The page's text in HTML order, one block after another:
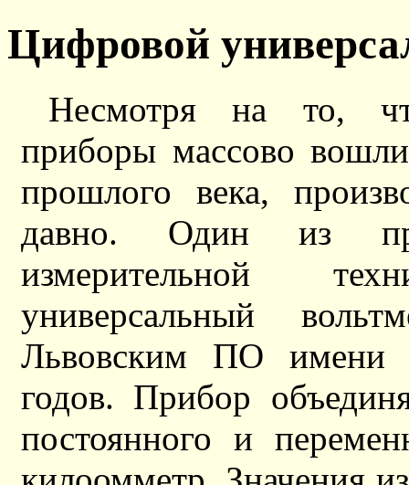
Цифровой
Несмотря на то,
приборы массово
прошлого века,
давно. Один из
измерительной
универсальный
Львовским ПО имени
годов. Прибор
постоянного и